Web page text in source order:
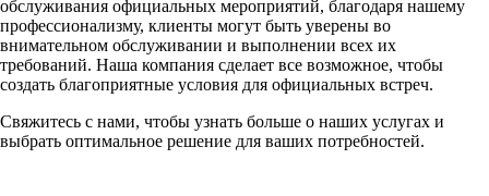
обслуживания официальных мероприятий, благодаря нашему
профессионализму, клиенты могут быть уверены во
внимательном обслуживании и выполнении всех их
требований. Наша компания сделает все возможное, чтобы
создать благоприятные условия для официальных встреч.
Свяжитесь с нами, чтобы узнать больше о наших услугах и
выбрать оптимальное решение для ваших потребностей.